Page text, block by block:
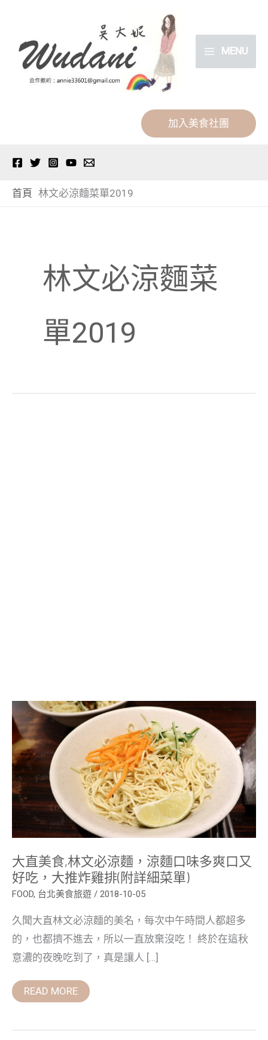
MENU
加入美食社團
首頁 林文必涼麵菜單2019
林文必涼麵菜
單2019
大直美食,林文必涼麵，涼麵口味多爽口又
好吃，大推炸雞排(附詳細菜單)
FOOD, 台北美食旅遊 / 2018-10-05
久聞大直林文必涼麵的美名，每次中午時間人都超多
的，也都擠不進去，所以一直放棄沒吃！ 終於在這秋
意濃的夜晚吃到了，真是讓人 […]
大
直
美
食,
林
文
必
涼
麵，
涼
麵
口
味
多
口
又
好
吃，
大
炸
雞
排
詳
菜
單)
READ MORE